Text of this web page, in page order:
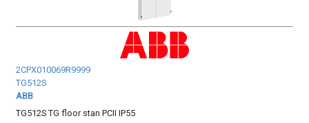
2CPX010069R9999
TG512S
ABB
TG512S TG floor stan PCII IP55